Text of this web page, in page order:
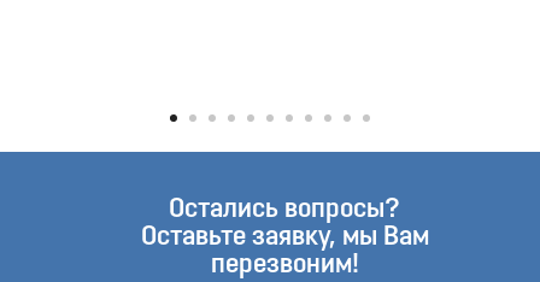
Остались вопросы?
Оставьте заявку, мы Вам
перезвоним!